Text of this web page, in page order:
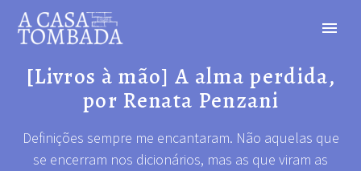
[Livros à mão] A alma perdida,
por Renata Penzani
Definições sempre me encantaram. Não aquelas que
se encerram nos dicionários, mas as que viram as